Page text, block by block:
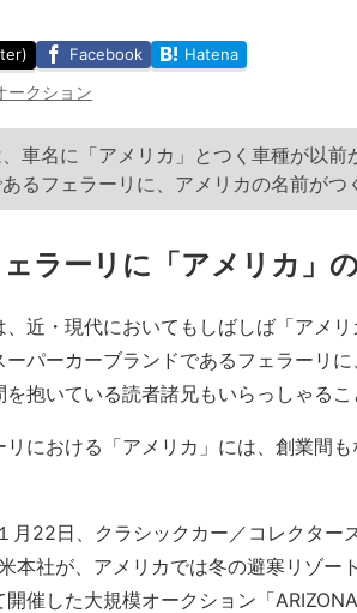
Facebook Hatena
ークション
車名に「アメリカ」とつく車種が以前
るフェラーリに、アメリカの名前がつ
ラーリに「アメリカ」
近・現代においてもしばしば「アメ
パーカーブランドであるフェラーリ
抱いている読者諸兄もいらっしゃるこ
における「アメリカ」には、創業間
22日、クラシックカー／コレクター
本社が、アメリカでは冬の避寒リゾー
開催した大規模オークション「